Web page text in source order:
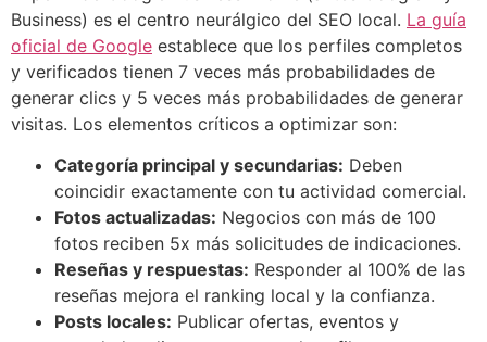
Business) es el centro neurálgico del SEO local. La guía
oficial de Google establece que los perfiles completos
y verificados tienen 7 veces más probabilidades de
generar clics y 5 veces más probabilidades de generar
visitas. Los elementos críticos a optimizar son:
Categoría principal y secundarias: Deben
coincidir exactamente con tu actividad comercial.
Fotos actualizadas: Negocios con más de 100
fotos reciben 5x más solicitudes de indicaciones.
Reseñas y respuestas: Responder al 100% de las
reseñas mejora el ranking local y la confianza.
Posts locales: Publicar ofertas, eventos y